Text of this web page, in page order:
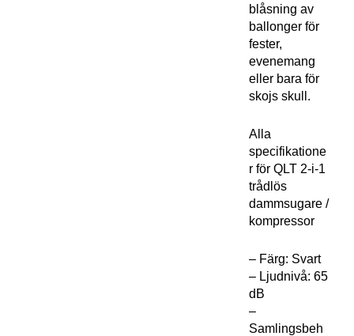
blåsning av
ballonger för
fester,
evenemang
eller bara för
skojs skull.
Alla
specifikatione
r för QLT 2-i-1
trådlös
dammsugare /
kompressor
– Färg: Svart
– Ljudnivå: 65
dB
–
Samlingsbeh